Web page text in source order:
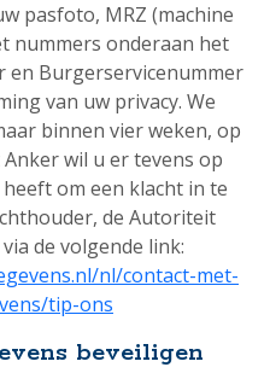
pasfoto, MRZ (machine
nummers onderaan het
Burgerservicenummer
van uw privacy. We
binnen vier weken, op
wil u er tevens op
om een klacht in te
de Autoriteit
de volgende link:
nl/contact-met-
tip-ons
beveiligen